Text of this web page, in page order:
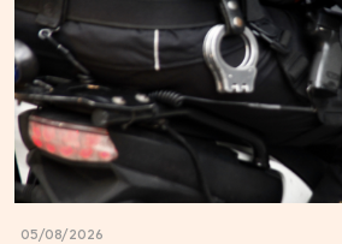
05/08/2026